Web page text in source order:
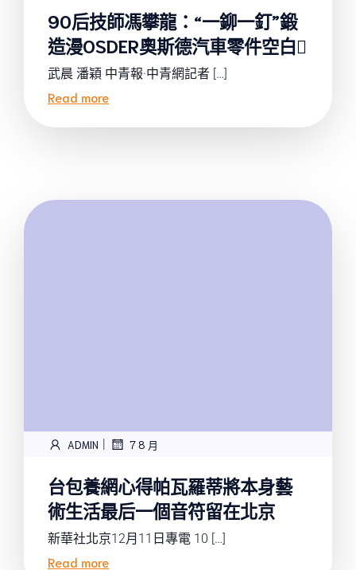
90后技師馮攀龍：“一鉚一釘”鍛
造漫OSDER奧斯德汽車零件空白
武晨 潘穎 中青報·中青網記者 […]
Read more
ADMIN | 7 8 月
台包養網心得帕瓦羅蒂將本身藝
術生活最后一個音符留在北京
新華社北京12月11日專電 10 […]
Read more